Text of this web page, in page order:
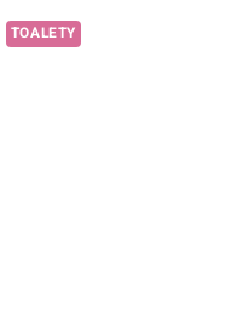
TOALETY